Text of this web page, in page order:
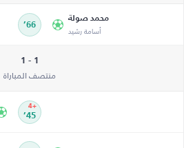
محمد صولة
أسامة رشيد 66’
1 - 1
منتصف المباراة
45’
+4